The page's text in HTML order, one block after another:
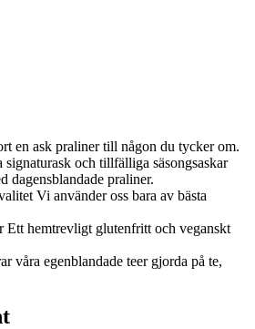
en ask praliner till någon du tycker om.
signaturask och tillfälliga säsongsaskar
dagensblandade praliner.
Vi använder oss bara av bästa
Ett hemtrevligt glutenfritt och veganskt
våra egenblandade teer gjorda på te,